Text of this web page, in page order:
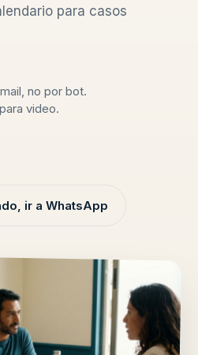
para casos
no por bot.
video.
ir a WhatsApp